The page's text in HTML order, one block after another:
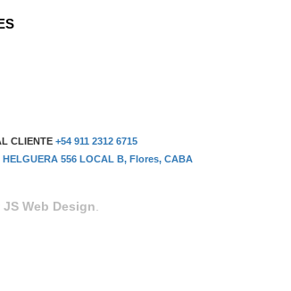
CLIENTE +54 911 2312 6715
HELGUERA 556 LOCAL B, Flores, CABA
JS Web Design